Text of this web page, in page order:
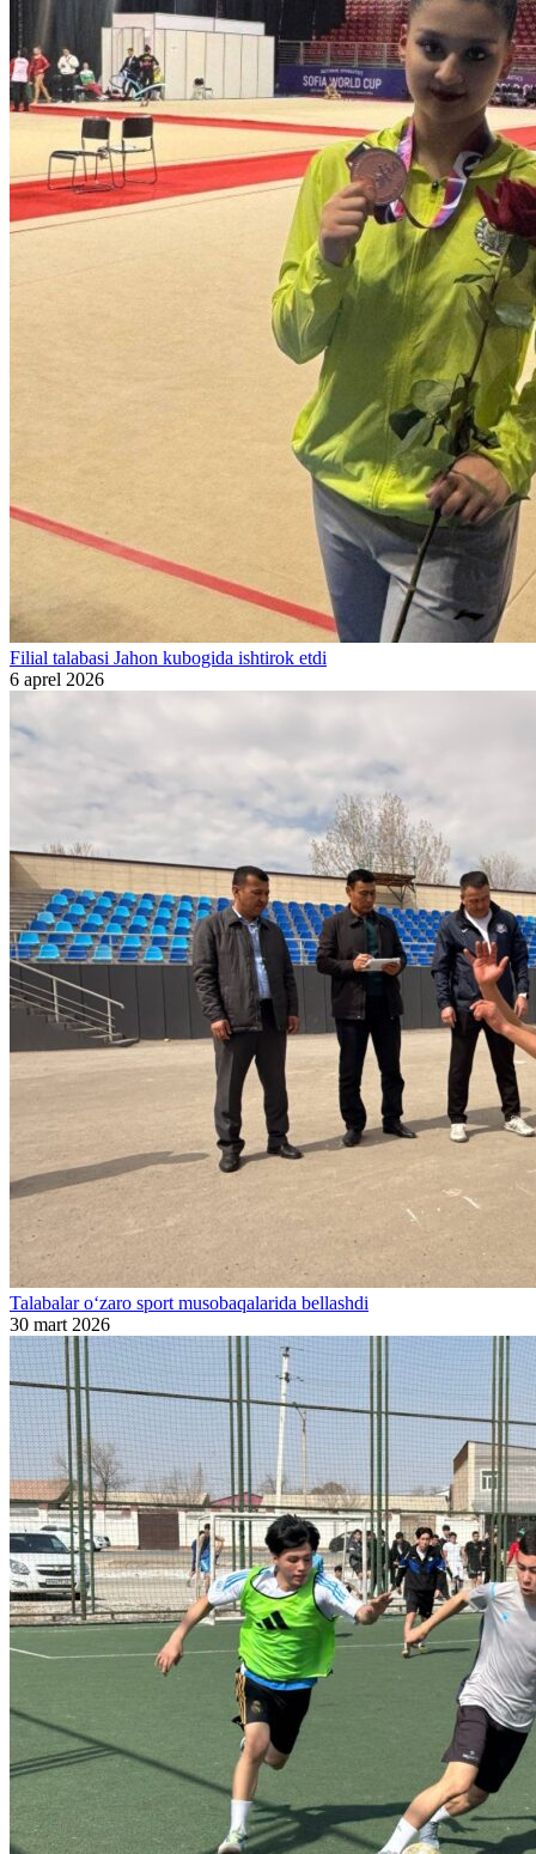
Filial talabasi Jahon kubogida ishtirok etdi
6 aprel 2026
Talabalar o‘zaro sport musobaqalarida bellashdi
30 mart 2026